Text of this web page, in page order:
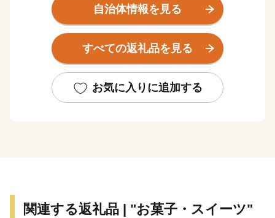
的文化遺産の多く残るまちです。また阿波踊りや祖谷平
家祭りなど四季折々に様々なイベントがあります。近年
はラフティングやウェイクボードなどウォータースポー
ツを楽しめるまちとしても人気を集めています。ぜひ多
ばと思います。
自治体情報を見る
すべての返礼品を見る
お気に入りに追加する
関連する返礼品 | "お菓子・スイーツ"